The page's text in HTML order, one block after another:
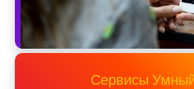
Сервисы